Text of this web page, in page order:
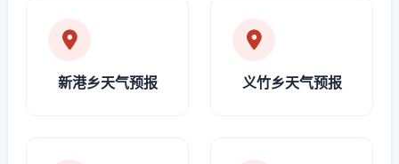
新港乡天气预报 义竹乡天气预报